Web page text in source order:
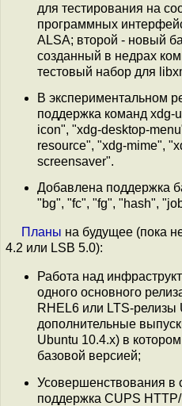
для тестирования на
программных
ALSA; второй - новый
созданный в недрах
тестовый набор для
В экспериментальном
поддержка команд xdg-
icon", "xdg-desktop-
resource", "xdg-mime",
screensaver".
Добавлена поддержка
"bg", "fc", "fg", "hash",
Планы на будущее (пока
4.2 или LSB 5.0):
Работа над
одного основного
RHEL6 или LTS-релизы
дополнительные
Ubuntu 10.4.x) в
базовой версией;
Усовершенствования в
поддержка CUPS